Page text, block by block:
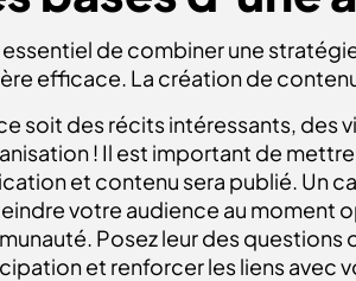
essentiel de combiner une
efficace. La création de
soit des récits intéressants, des
! Il est important de
et contenu sera publié. Un
votre audience au moment
Posez leur des
et renforcer les liens avec